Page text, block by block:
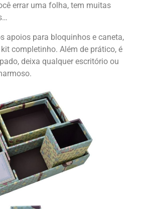
errar uma folha, tem muitas
apoios para bloquinhos e caneta,
completinho. Além de prático, é
deixa qualquer escritório ou